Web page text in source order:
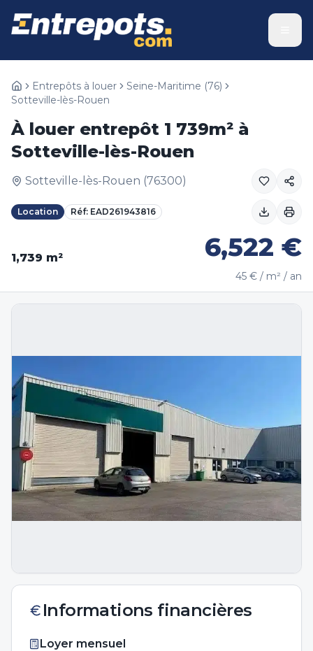
Entrepôts à louer Seine-Maritime (76)
Sotteville-lès-Rouen
À louer entrepôt 1 739m² à
Sotteville-lès-Rouen
Sotteville-lès-Rouen (76300)
Location Réf: EAD261943816
1,739 m² 6,522 €
45 € / m² / an
Informations financières
Loyer mensuel